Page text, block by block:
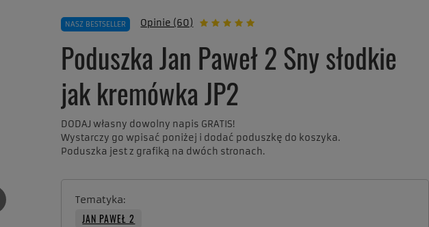
NASZ BESTSELLER Opinie (60)
Poduszka Jan Paweł 2 Sny słodkie
jak kremówka JP2
DODAJ własny dowolny napis GRATIS!
Wystarczy go wpisać poniżej i dodać poduszkę do koszyka.
Poduszka jest z grafiką na dwóch stronach.
Tematyka
JAN PAWEŁ 2